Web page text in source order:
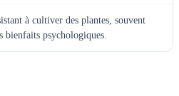
à cultiver des plantes, souvent
bienfaits psychologiques.